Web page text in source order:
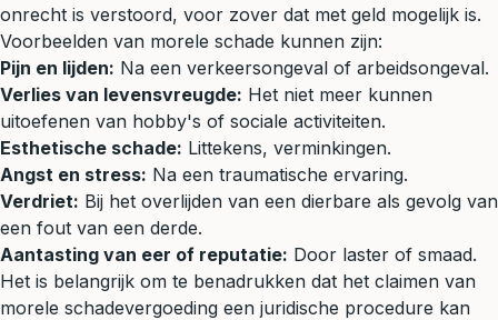
onrecht is verstoord, voor zover dat met geld mogelijk is.
Voorbeelden van morele schade kunnen zijn:
Pijn en lijden: Na een verkeersongeval of arbeidsongeval.
Verlies van levensvreugde: Het niet meer kunnen
uitoefenen van hobby's of sociale activiteiten.
Esthetische schade: Littekens, verminkingen.
Angst en stress: Na een traumatische ervaring.
Verdriet: Bij het overlijden van een dierbare als gevolg van
een fout van een derde.
Aantasting van eer of reputatie: Door laster of smaad.
Het is belangrijk om te benadrukken dat het claimen van
morele schadevergoeding een juridische procedure kan